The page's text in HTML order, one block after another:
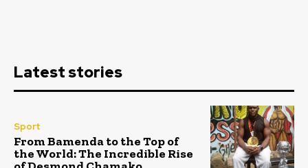
Latest stories
Sport
From Bamenda to the Top of
the World: The Incredible Rise